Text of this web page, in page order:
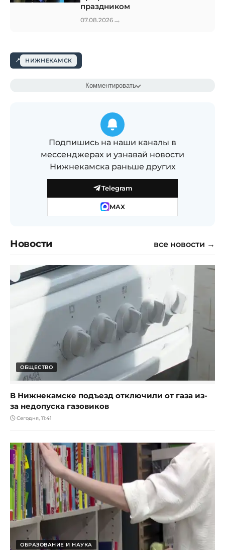
праздником
07.08.2026 →
НИЖНЕКАМСК
Комментировать
Подпишись на наши каналы в
мессенджерах и узнавай новости
Нижнекамска раньше других
Telegram
MAX
Новости все новости →
ОБЩЕСТВО
В Нижнекамске подъезд отключили от газа из-
за недопуска газовиков
Сегодня, 11:41
ОБРАЗОВАНИЕ И НАУКА